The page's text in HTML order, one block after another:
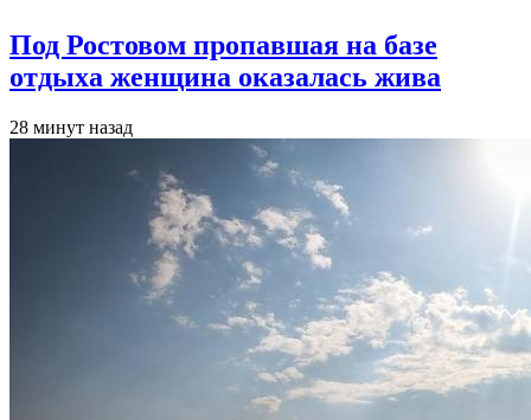
Под Ростовом пропавшая на базе
отдыха женщина оказалась жива
28 минут назад